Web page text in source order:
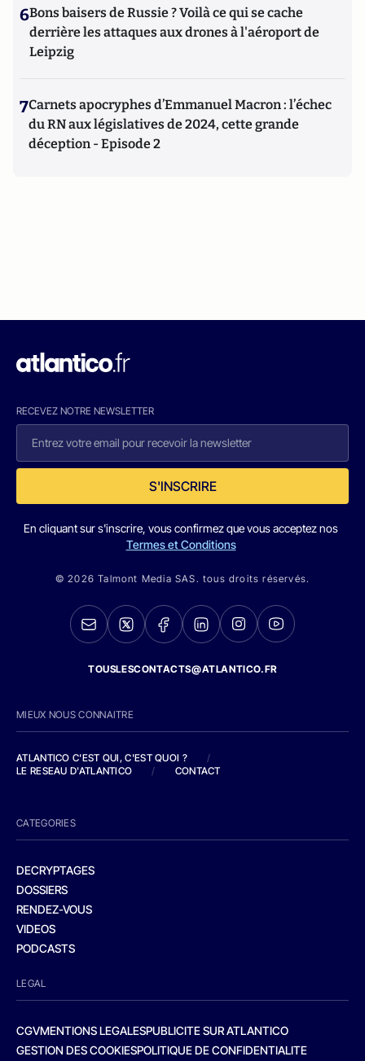
6Bons baisers de Russie ? Voilà ce qui se cache
derrière les attaques aux drones à l'aéroport de
Leipzig
7Carnets apocryphes d’Emmanuel Macron : l’échec
du RN aux législatives de 2024, cette grande
déception - Episode 2
RECEVEZ NOTRE NEWSLETTER
S'INSCRIRE
En cliquant sur s'inscrire, vous confirmez que vous acceptez nos
Termes et Conditions
© 2026 Talmont Media SAS. tous droits réservés.
TOUSLESCONTACTS@ATLANTICO.FR
MIEUX NOUS CONNAITRE
ATLANTICO C'EST QUI, C'EST QUOI ?
/
LE RESEAU D'ATLANTICO
/ CONTACT
CATEGORIES
DECRYPTAGES
DOSSIERS
RENDEZ-VOUS
VIDEOS
PODCASTS
LEGAL
CGVMENTIONS LEGALESPUBLICITE SUR ATLANTICO
GESTION DES COOKIESPOLITIQUE DE CONFIDENTIALITE